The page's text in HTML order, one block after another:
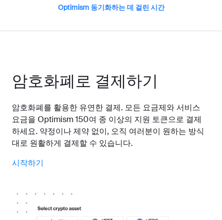
Optimism 동기화하는 데 걸린 시간
암호화폐로 결제하기
암호화폐를 활용한 유연한 결제. 모든 요금제와 서비스
요금을 Optimism 150여 종 이상의 지원 토큰으로 결제
하세요. 약정이나 제약 없이, 오직 여러분이 원하는 방식
대로 원활하게 결제할 수 있습니다.
시작하기